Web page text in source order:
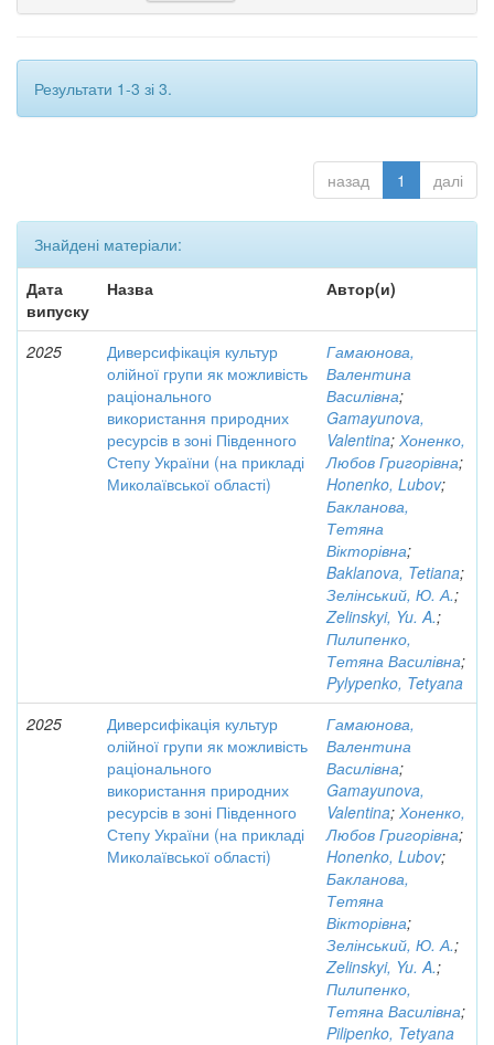
Результати 1-3 зі 3.
назад 1 далі
Знайдені матеріали:
Дата
випуску
Назва Автор(и)
2025
Диверсифікація культур
олійної групи як можливість
раціонального
використання природних
ресурсів в зоні Південного
Степу України (на прикладі
Миколаївської області)
Гамаюнова,
Валентина
Василівна;
Gamayunova,
Valentina; Хоненко,
Любов Григорівна;
Honenko, Lubov;
Бакланова,
Тетяна
Вікторівна;
Baklanova, Tetiana;
Зелінський, Ю. А.;
Zelinskyi, Yu. A.;
Пилипенко,
Тетяна Василівна;
Pylypenko, Tetyana
2025
Диверсифікація культур
олійної групи як можливість
раціонального
використання природних
ресурсів в зоні Південного
Степу України (на прикладі
Миколаївської області)
Гамаюнова,
Валентина
Василівна;
Gamayunova,
Valentina; Хоненко,
Любов Григорівна;
Honenko, Lubov;
Бакланова,
Тетяна
Вікторівна;
Зелінський, Ю. А.;
Zelinskyi, Yu. A.;
Пилипенко,
Тетяна Василівна;
Pilipenko, Tetyana